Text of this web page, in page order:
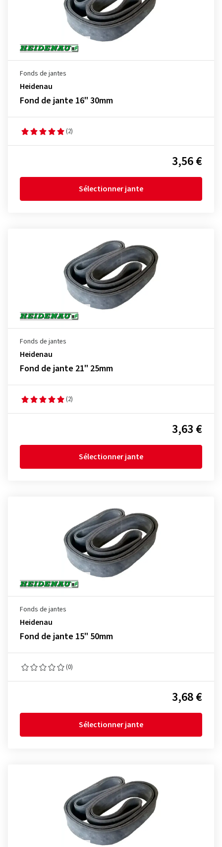
Fonds de jantes
Heidenau
Fond de jante 16" 30mm
(2)
3,56 €
Sélectionner jante
Fonds de jantes
Heidenau
Fond de jante 21" 25mm
(2)
3,63 €
Sélectionner jante
Fonds de jantes
Heidenau
Fond de jante 15" 50mm
(0)
3,68 €
Sélectionner jante